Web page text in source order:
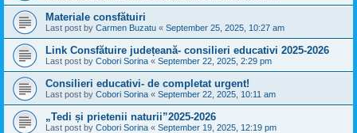
Materiale consfătuiri
Last post by Carmen Buzatu « September 25, 2025, 10:27 am
Link Consfătuire județeană- consilieri educativi 2025-2026
Last post by Cobori Sorina « September 22, 2025, 2:29 pm
Consilieri educativi- de completat urgent!
Last post by Cobori Sorina « September 22, 2025, 10:11 am
„Tedi și prietenii naturii”2025-2026
Last post by Cobori Sorina « September 19, 2025, 12:19 pm